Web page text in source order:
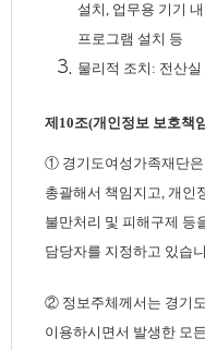
설치, 업무용 기기
프로그램 설치 등
물리적 조치: 전산
제10조(개인정보 보호책
① 경기도여성가족재단
총괄해서 책임지고, 개인
불만처리 및 피해구제 등
담당자를 지정하고 있습
② 정보주체께서는 경기
이용하시면서 발생한 모